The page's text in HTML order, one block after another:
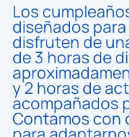
Los
diseñados
disfruten de
de 3 horas de
y 2 horas de
acompañados
Contamos con